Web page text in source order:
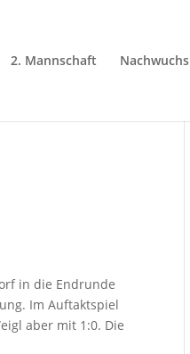
2. Mannschaft Nachwuchs
in die Endrunde
Im Auftaktspiel
aber mit 1:0. Die